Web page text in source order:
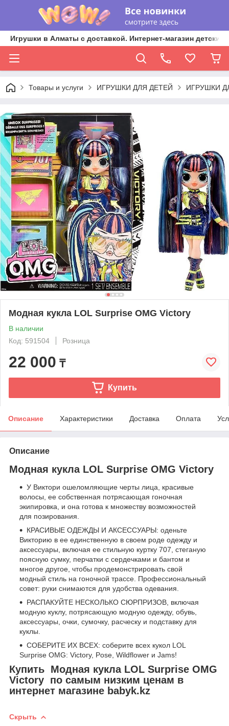
Игрушки в Алматы с доставкой. Интернет-магазин
Товары и услуги ИГРУШКИ ДЛЯ ДЕТЕЙ ИГРУШКИ
Модная кукла LOL Surprise OMG Victory
В наличии
Код: 591504
Розница
22 000 ₸
Купить
Описание Характеристики Доставка Оплата
Описание
Модная кукла LOL Surprise OMG Victory
У Виктори ошеломляющие черты лица, красивые
волосы, ее собственная потрясающая гоночная
экипировка, и она готова к множеству возможностей
для позирования.
КРАСИВЫЕ ОДЕЖДЫ И АКСЕССУАРЫ: оденьте
Викторию в ее единственную в своем роде одежду и
аксессуары, включая ее стильную куртку 707, стеганую
поясную сумку, перчатки с сердечками и бантом и
многое другое, чтобы продемонстрировать свой
модный стиль на гоночной трассе. Профессиональный
совет: руки снимаются для удобства одевания.
РАСПАКУЙТЕ НЕСКОЛЬКО СЮРПРИЗОВ, включая
модную куклу, потрясающую модную одежду, обувь,
аксессуары, очки, сумочку, расческу и подставку для
куклы.
СОБЕРИТЕ ИХ ВСЕХ: соберите всех кукол LOL
Surprise OMG: Victory, Pose, Wildflower и Jams!
Купить Модная кукла LOL Surprise OMG
Victory по самым низким ценам в
интернет магазине babyk.kz
Скрыть